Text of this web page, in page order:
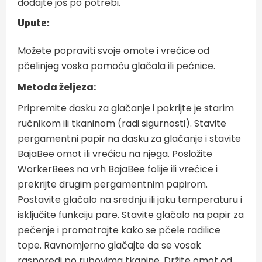
dodajte još po potrebi.
Upute:
Možete popraviti svoje omote i vrećice od
pčelinjeg voska pomoću glačala ili pećnice.
Metoda željeza:
Pripremite dasku za glačanje i pokrijte je starim
ručnikom ili tkaninom (radi sigurnosti). Stavite
pergamentni papir na dasku za glačanje i stavite
BajaBee omot ili vrećicu na njega. Posložite
WorkerBees na vrh BajaBee folije ili vrećice i
prekrijte drugim pergamentnim papirom.
Postavite glačalo na srednju ili jaku temperaturu i
isključite funkciju pare. Stavite glačalo na papir za
pečenje i promatrajte kako se pčele radilice
tope. Ravnomjerno glačajte da se vosak